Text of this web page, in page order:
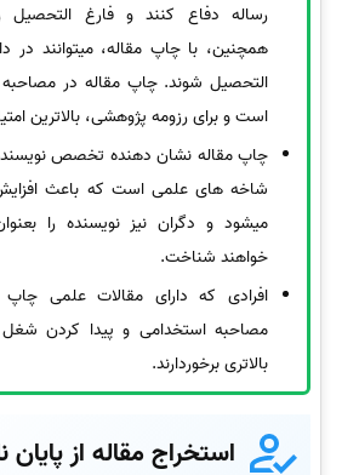
رساله دفاع کنند و فارغ
همچنین، با چاپ مقاله، میتوانند در
التحصیل شوند. چاپ مقاله در
است و برای رزومه پژوهشی، بالاترین
چاپ مقاله نشان دهنده تخصص
شاخه های علمی است که باعث
میشود و دگران نیز نویسنده را
خواهند شناخت.
افرادی که دارای مقالات علمی
مصاحبه استخدامی و پیدا کردن
بالاتری برخوردارند.
استخراج مقاله از پایان